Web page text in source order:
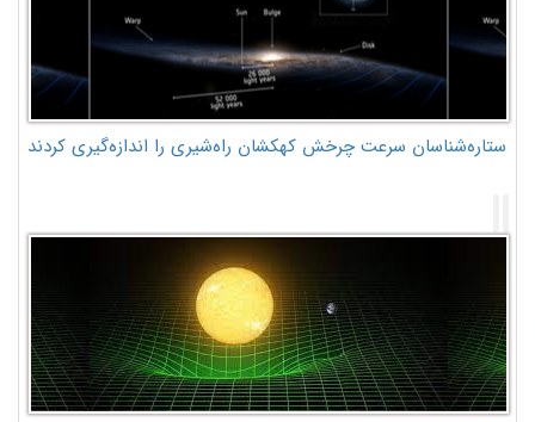
ستاره‌شناسان سرعت چرخش کهکشان راه‌شیری را اندازه‌گیری کردند